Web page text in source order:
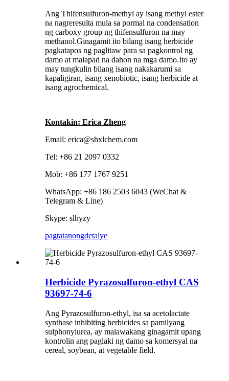
Ang Thifensulfuron-methyl ay isang methyl ester
na nagreresulta mula sa pormal na condensation
ng carboxy group ng thifensulfuron na may
methanol.Ginagamit ito bilang isang herbicide
pagkatapos ng paglitaw para sa pagkontrol ng
damo at malapad na dahon na mga damo.Ito ay
may tungkulin bilang isang nakakarumi sa
kapaligiran, isang xenobiotic, isang herbicide at
isang agrochemical.
Kontakin: Erica Zheng
Email: erica@shxlchem.com
Tel: +86 21 2097 0332
Mob: +86 177 1767 9251
WhatsApp: +86 186 2503 6043 (WeChat &
Telegram & Line)
Skype: slhyzy
pagtatanongdetalye
Herbicide Pyrazosulfuron-ethyl CAS
93697-74-6
Ang Pyrazosulfuron-ethyl, isa sa acetolactate
synthase inhibiting herbicides sa pamilyang
sulphonylurea, ay malawakang ginagamit upang
kontrolin ang paglaki ng damo sa komersyal na
cereal, soybean, at vegetable field.